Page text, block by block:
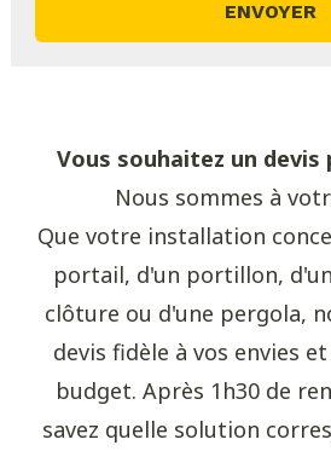
Vous souhaitez un devis
Nous sommes à
Que votre installation
portail, d'un portillon,
clôture ou d'une pergola,
devis fidèle à vos envies
budget. Après 1h30 de
savez quelle solution